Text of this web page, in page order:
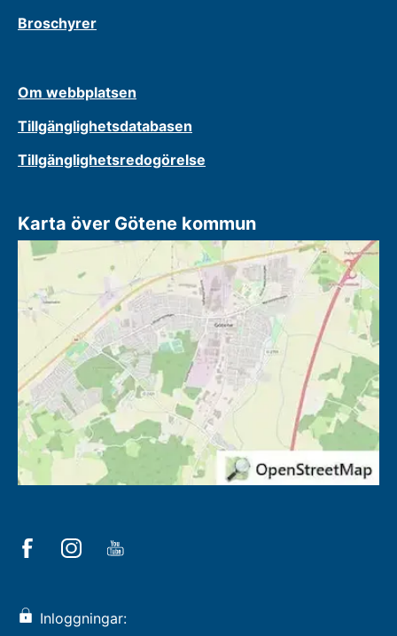
Broschyrer
Om webbplatsen
Tillgänglighetsdatabasen
Tillgänglighetsredogörelse
Karta över Götene kommun
Inloggningar: